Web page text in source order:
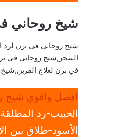
شيخ روحاني
شيخ روحاني في برن لرد
السحر,شيخ روحاني في
في برن لعلاج
افضل واقوي شيخ
الحبيب-رد
الأسود-طلاق بين